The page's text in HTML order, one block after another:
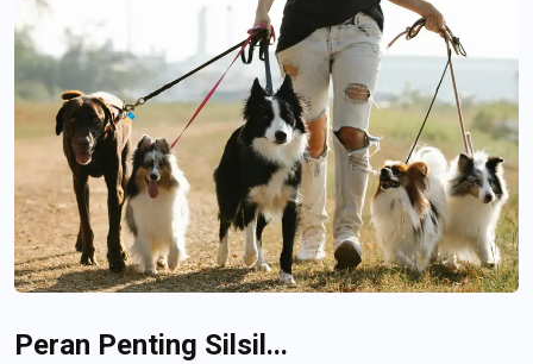
Peran Penting Silsil...